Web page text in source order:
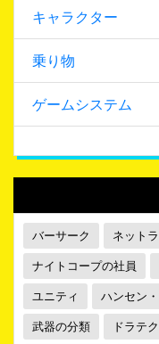
キャラクター
乗り物
ゲームシステム
バーサーク ネット
ナイトコープの社員
ユニティ ハンセン
武器の分類 ドラテク